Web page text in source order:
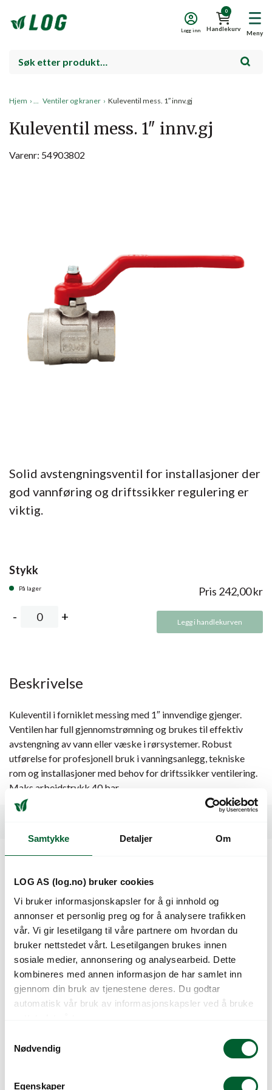
Samtykke Detaljer Om
LOG AS (log.no) bruker cookies
Vi bruker informasjonskapsler for å gi innhold og
annonser et personlig preg og for å analysere trafikken
vår. Vi gir lesetilgang til våre partnere om hvordan du
bruker nettstedet vårt. Lesetilgangen brukes innen
sosiale medier, annonsering og analysearbeid. Dette
kombineres med annen informasjon de har samlet inn
gjennom din bruk av tjenestene deres. Du godtar
automatisk vår bruk av informasjonskapsler ved å bruke
Nødvendig
Egenskaper
Meny
0
Handlekurv
Logg inn
Hjem › Ventiler og kraner › Kuleventil mess. 1″ innv.gj
Kuleventil mess. 1″ innv.gj
Varenr: 54903802
Solid avstengningsventil for installasjoner der
god vannføring og driftssikker regulering er
viktig.
Stykk
På lager Pris 242,00kr
Legg i handlekurven
Beskrivelse
Kuleventil i forniklet messing med 1″ innvendige gjenger.
Ventilen har full gjennomstrømning og brukes til effektiv
avstengning av vann eller væske i rørsystemer. Robust
utførelse for profesjonell bruk i vanningsanlegg, tekniske
rom og installasjoner med behov for driftssikker ventilering.
Maks arbeidstrykk 40 bar.
Kunder så også på
innvendig gjenger